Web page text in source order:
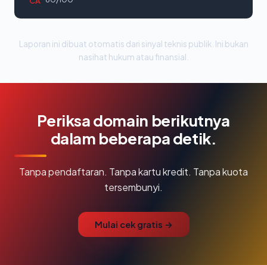
Laporan ini dibuat otomatis dari sinyal teknis publik. Ini bukan
nasihat hukum atau finansial.
Periksa domain berikutnya
dalam beberapa detik.
Tanpa pendaftaran. Tanpa kartu kredit. Tanpa kuota
tersembunyi.
Mulai cek gratis →